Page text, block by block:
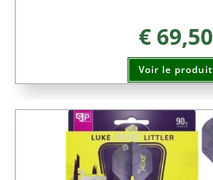
€69,50
Voir le produit